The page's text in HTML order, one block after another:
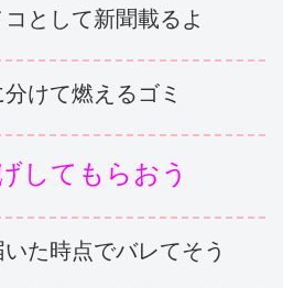
として新聞載るよ
けて燃えるゴミ
してもらおう
た時点でバレてそう